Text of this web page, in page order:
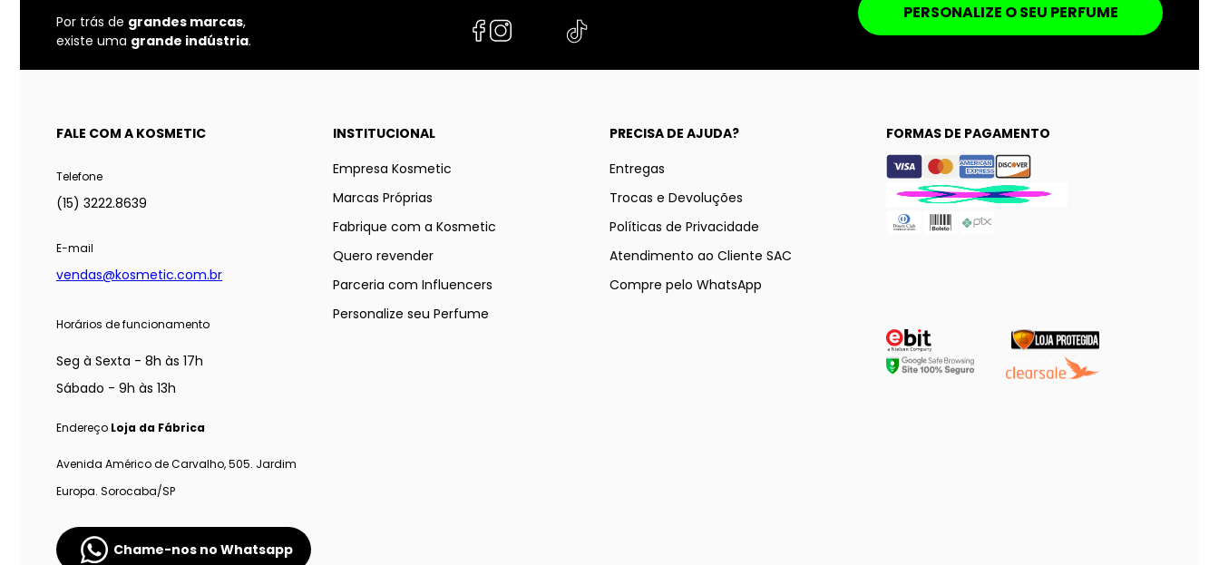
Por trás de grandes marcas,
existe uma grande indústria.
PERSONALIZE O SEU PERFUME
FALE COM A KOSMETIC
Telefone
(15) 3222.8639
E-mail
vendas@kosmetic.com.br
Horários de funcionamento
Seg à Sexta - 8h às 17h
Sábado - 9h às 13h
Endereço Loja da Fábrica
Avenida Américo de Carvalho, 505. Jardim
Europa. Sorocaba/SP
Chame-nos no Whatsapp
INSTITUCIONAL
Empresa Kosmetic
Marcas Próprias
Fabrique com a Kosmetic
Quero revender
Parceria com Influencers
Personalize seu Perfume
PRECISA DE AJUDA?
Entregas
Trocas e Devoluções
Políticas de Privacidade
Atendimento ao Cliente SAC
Compre pelo WhatsApp
FORMAS DE PAGAMENTO